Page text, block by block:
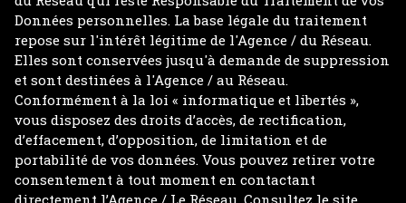
Données personnelles. La base légale du traitement
repose sur l'intérêt légitime de l'Agence / du Réseau.
Elles sont conservées jusqu'à demande de suppression
et sont destinées à l'Agence / au Réseau.
Conformément à la loi « informatique et libertés »,
vous disposez des droits d’accès, de rectification,
d’effacement, d’opposition, de limitation et de
portabilité de vos données. Vous pouvez retirer votre
consentement à tout moment en contactant